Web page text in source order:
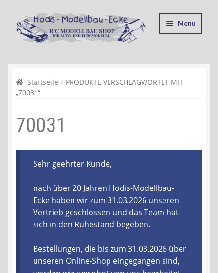
Zur
Navigation
springen
Zum
Inhalt
springen
Menü
Kasse
Recycling, Entsorgung und Umwelt
Shop
Warenkorb
Ablauf einer Bestellung
Zahlungsarten
Startseite
PRODUKTE VERSCHLAGWORTET MIT
„70031“
70031
Sehr geehrter Kunde,
nach über 20 Jahren Hodis-Modellbau-
Ecke haben wir zum 31.03.2026 unseren
Vertrieb geschlossen und das Team hat
sich in den Ruhestand begeben.
Bestellungen, die bis zum 31.03.2026 über
unseren Online-Shop eingegangen sind,